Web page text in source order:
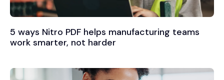
5 ways Nitro PDF helps manufacturing teams
work smarter, not harder